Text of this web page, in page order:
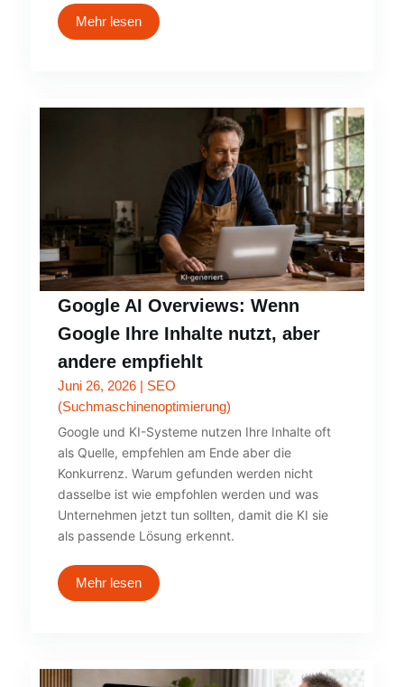
Mehr lesen
Google AI Overviews: Wenn
Google Ihre Inhalte nutzt, aber
andere empfiehlt
Juni 26, 2026| SEO
(Suchmaschinenoptimierung)
Google und KI-Systeme nutzen Ihre Inhalte oft
als Quelle, empfehlen am Ende aber die
Konkurrenz. Warum gefunden werden nicht
dasselbe ist wie empfohlen werden und was
Unternehmen jetzt tun sollten, damit die KI sie
als passende Lösung erkennt.
Mehr lesen